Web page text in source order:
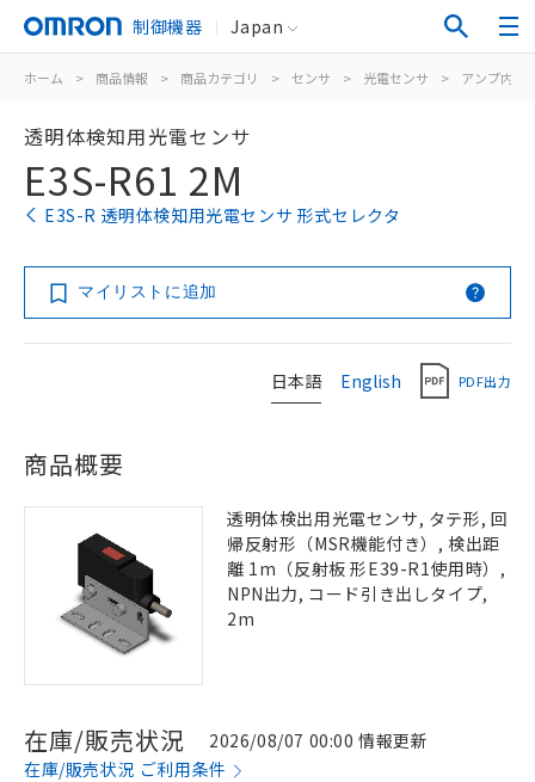
制御機器 Japan
ホーム > 商品情報 > 商品カテゴリ > センサ > 光電センサ > アンプ内蔵
透明体検知用光電センサ
E3S-R61 2M
E3S-R 透明体検知用光電センサ 形式セレクタ
マイリストに追加
日本語 English PDF出力
商品概要
透明体検出用光電センサ, タテ形, 回
帰反射形（MSR機能付き）, 検出距
離 1m（反射板 形E39-R1使用時）,
NPN出力, コード引き出しタイプ,
2m
在庫/販売状況
2026/08/07 00:00 情報更新
在庫/販売状況 ご利用条件